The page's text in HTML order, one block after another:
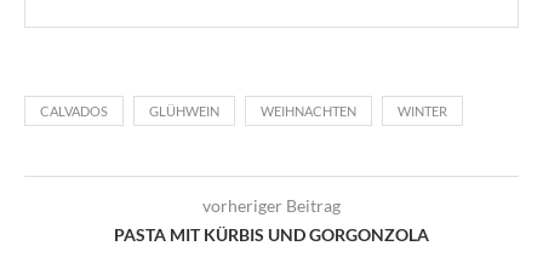
CALVADOS GLÜHWEIN WEIHNACHTEN WINTER
vorheriger Beitrag
PASTA MIT KÜRBIS UND GORGONZOLA